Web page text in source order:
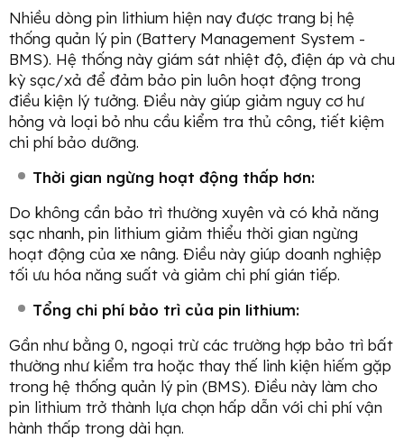
Nhiều dòng pin lithium hiện nay được trang bị hệ
thống quản lý pin (Battery Management System -
BMS). Hệ thống này giám sát nhiệt độ, điện áp và chu
kỳ sạc/xả để đảm bảo pin luôn hoạt động trong
điều kiện lý tưởng. Điều này giúp giảm nguy cơ hư
hỏng và loại bỏ nhu cầu kiểm tra thủ công, tiết kiệm
chi phí bảo dưỡng.
Thời gian ngừng hoạt động thấp hơn:
Do không cần bảo trì thường xuyên và có khả năng
sạc nhanh, pin lithium giảm thiểu thời gian ngừng
hoạt động của xe nâng. Điều này giúp doanh nghiệp
tối ưu hóa năng suất và giảm chi phí gián tiếp.
Tổng chi phí bảo trì của pin lithium:
Gần như bằng 0, ngoại trừ các trường hợp bảo trì bất
thường như kiểm tra hoặc thay thế linh kiện hiếm gặp
trong hệ thống quản lý pin (BMS). Điều này làm cho
pin lithium trở thành lựa chọn hấp dẫn với chi phí vận
hành thấp trong dài hạn.